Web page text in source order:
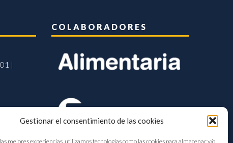
Gestionar el consentimiento de las cookies
mejores experiencias, utilizamos tecnologías como las cookies para almacenar y/o
|
COLABORADORES